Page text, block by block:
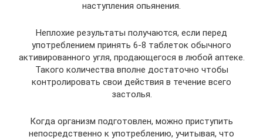
наступления опьянения.
Неплохие результаты получаются, если перед
употреблением принять 6-8 таблеток обычного
активированного угля, продающегося в любой аптеке.
Такого количества вполне достаточно чтобы
контролировать свои действия в течение всего
застолья.
Когда организм подготовлен, можно приступить
непосредственно к употреблению, учитывая, что